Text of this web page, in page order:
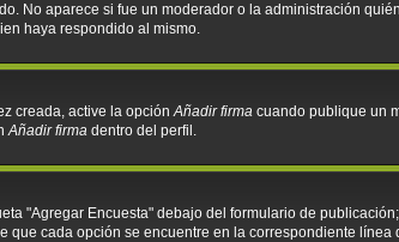
No aparece si fue un moderador o la administración
haya respondido al mismo.
creada, active la opciónAñadir firma cuando publique un
Añadir firma dentro del perfil.
"Agregar Encuesta" debajo del formulario de
cada opción se encuentre en la correspondiente